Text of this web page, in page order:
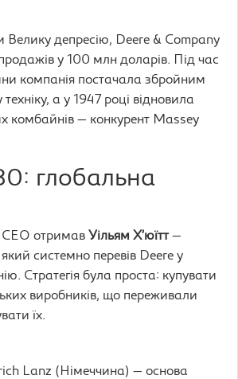
Велику депресію, Deere & Company
у 100 млн доларів. Під час
компанія постачала збройним
а у 1947 році відновила
комбайнів — конкурент Massey
глобальна
CEO отримав Уільям Х’юїтт—
системно перевів Deere у
Стратегія була проста: купувати
виробників, що переживали
їх.
Lanz (Німеччина) — основа